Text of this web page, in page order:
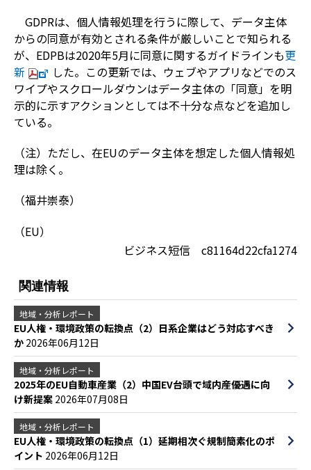
GDPRは、個人情報処理を行うに際して、データ主体
からの同意が有効とされる条件が厳しいことで知られる
が、EDPBは2020年5月に同意に関するガイドラインも更
新
した。この更新では、ウェブやアプリなどでのス
ワイプやスクロールダウンはデータ主体の「同意」を明
示的に示すアクションとしては不十分な点などを追加し
ている。
（注）ただし、在EUのデータ主体を想定した個人情報処
理は除く。
（福井崇泰）
（EU）
ビジネス短信 c81164d22cfa1274
関連情報
地域・分析レポート
EU人権・環境政策の転換点（2）日系企業はどう対応すべき
か 2026年06月12日
地域・分析レポート
2025年のEU自動車産業（2）中国EV台頭で域内産優遇に向
け新提案 2026年07月08日
地域・分析レポート
EU人権・環境政策の転換点（1）延期相次ぐ規制簡素化のポ
イント 2026年06月12日